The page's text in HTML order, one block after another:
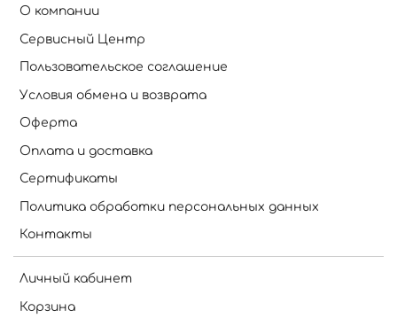
О компании
Сервисный Центр
Пользовательское соглашение
Условия обмена и возврата
Оферта
Оплата и доставка
Сертификаты
Политика обработки персональных данных
Контакты
Личный кабинет
Корзина